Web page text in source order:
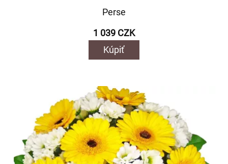
Perse
1 039 CZK
Kúpiť